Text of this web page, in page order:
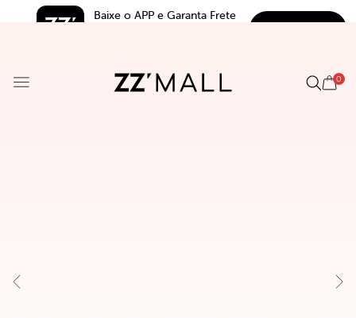
Baixe o APP e Garanta Frete
0